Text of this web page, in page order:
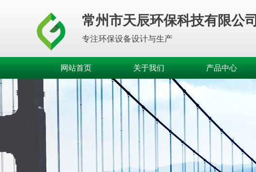
常州市天辰环保科技有限公司
专注环保设备设计与生产
网站首页 关于我们 产品中心